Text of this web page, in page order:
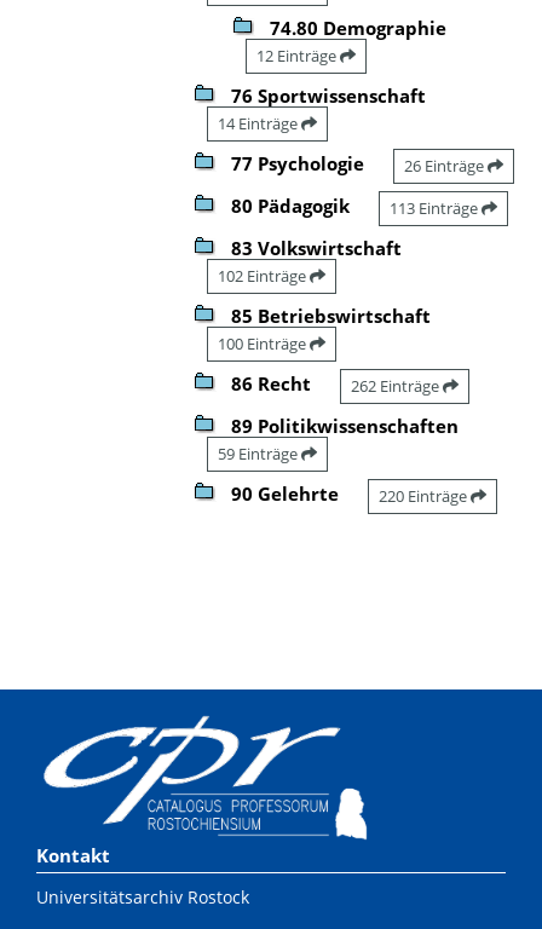
74.80 Demographie
12 Einträge
76 Sportwissenschaft
14 Einträge
77 Psychologie 26 Einträge
80 Pädagogik 113 Einträge
83 Volkswirtschaft
102 Einträge
85 Betriebswirtschaft
100 Einträge
86 Recht 262 Einträge
89 Politikwissenschaften
59 Einträge
90 Gelehrte 220 Einträge
Kontakt
Universitätsarchiv Rostock